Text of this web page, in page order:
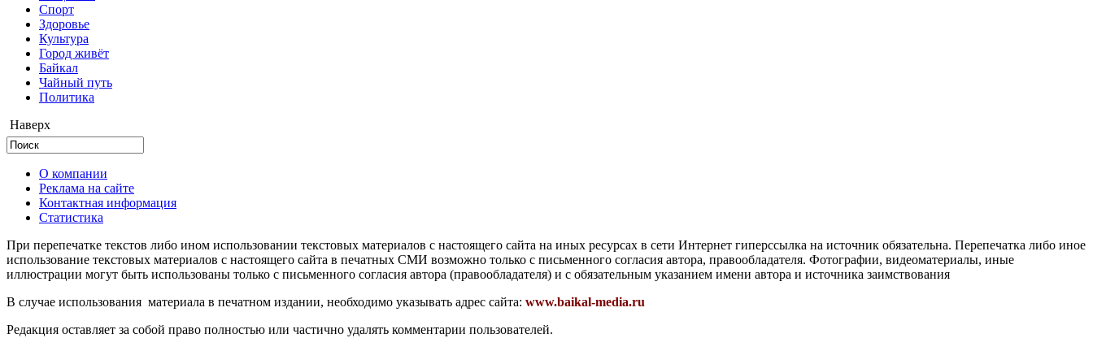
Cпорт
Здоровье
Культура
Город живёт
Байкал
Чайный путь
Политика
Наверх
О компании
Реклама на сайте
Контактная информация
Статистика
При перепечатке текстов либо ином использовании текстовых материалов с настоящего сайта на иных ресурсах в сети Интернет гиперссылка на источник обязательна. Перепечатка либо иное
использование текстовых материалов с настоящего сайта в печатных СМИ возможно только с письменного согласия автора, правообладателя. Фотографии, видеоматериалы, иные
иллюстрации могут быть использованы только с письменного согласия автора (правообладателя) и с обязательным указанием имени автора и источника заимствования
В случае использования материала в печатном издании, необходимо указывать адрес сайта: www.baikal-media.ru
Редакция оставляет за собой право полностью или частично удалять комментарии пользователей.